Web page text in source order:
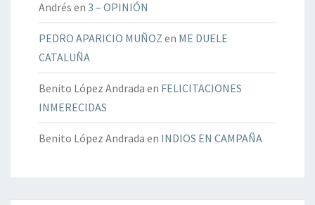
Andrés en 3 – OPINIÓN
PEDRO APARICIO MUÑOZ en ME DUELE
CATALUÑA
Benito López Andrada en FELICITACIONES
INMERECIDAS
Benito López Andrada en INDIOS EN CAMPAÑA